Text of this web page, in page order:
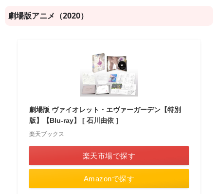
劇場版アニメ（2020）
劇場版 ヴァイオレット・エヴァーガーデン【特別
版】【Blu-ray】 [ 石川由依 ]
楽天ブックス
楽天市場で探す
Amazonで探す